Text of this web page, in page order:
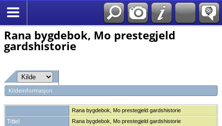
Rana bygdebok, Mo prestegjeld
gardshistorie
Kildeinformasjon
Rana bygdebok, Mo prestegjeld gardshistorie
Tittel Rana bygdebok, Mo prestegjeld gardshistorie